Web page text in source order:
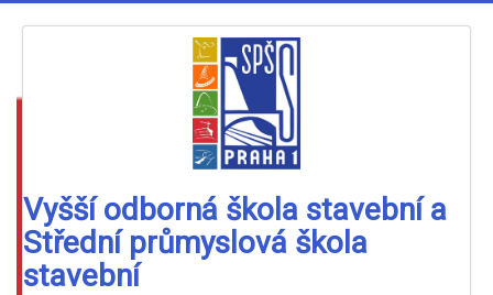
Vyšší odborná škola stavební a
Střední průmyslová škola
stavební